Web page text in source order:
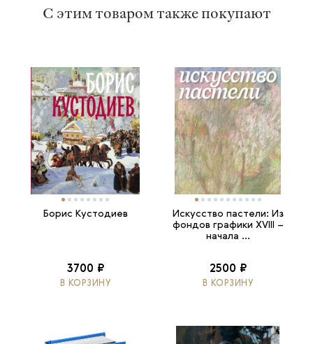
С этим товаром также покупают
Борис Кустодиев
3700 ₽
В КОРЗИНУ
Искусство пастели: Из
фондов графики XVIII –
начала ...
2500 ₽
В КОРЗИНУ